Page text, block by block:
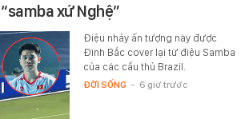
xứ Nghệ”
Điệu nhảy ấn tượng này được
Đình Bắc cover lại từ điệu Samba
của các cầu thủ Brazil.
ĐỜI SỐNG - 6 giờ trước